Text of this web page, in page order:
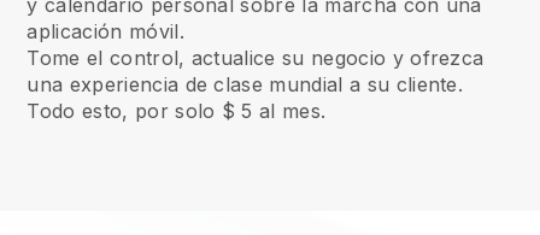
y calendario personal sobre la marcha con una
aplicación móvil.
Tome el control, actualice su negocio y ofrezca
una experiencia de clase mundial a su cliente.
Todo esto, por solo $ 5 al mes.